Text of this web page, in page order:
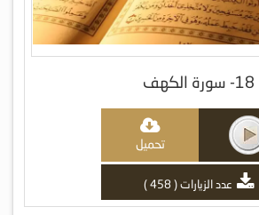
18- سورة الكهف
تحميل
عدد الزيارات ( 458 )